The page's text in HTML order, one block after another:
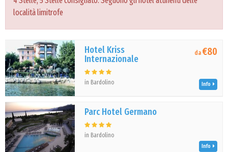
località limitrofe
Hotel Kriss
Internazionale
in Bardolino
da€80
Info
Parc Hotel Germano
in Bardolino
Info